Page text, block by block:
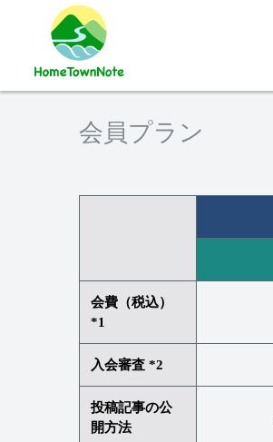
会員プラン
会費（税込）
*1
入会審査 *2
投稿記事の公
開方法